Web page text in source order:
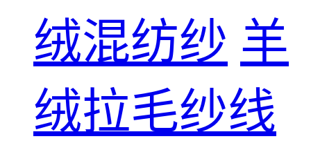
绒混纺纱 羊
绒拉毛纱线